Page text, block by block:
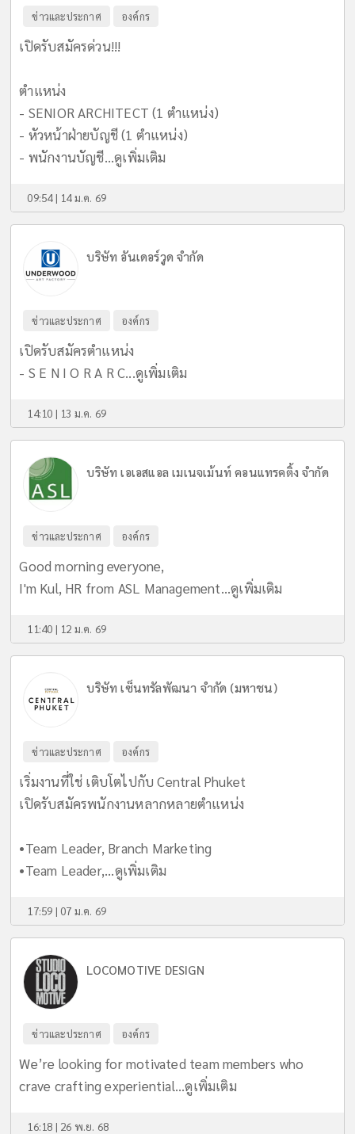
ข่าวและประกาศ องค์กร
เปิดรับสมัครด่วน!!!
ตำแหน่ง
- SENIOR ARCHITECT (1 ตำแหน่ง)
- หัวหน้าฝ่ายบัญชี (1 ตำแหน่ง)
- พนักงานบัญชี...ดูเพิ่มเติม
09:54 | 14 ม.ค. 69
บริษัท อันเดอร์วูด จำกัด
ข่าวและประกาศ องค์กร
เปิดรับสมัครตำแหน่ง
- S E N I O R A R C...ดูเพิ่มเติม
14:10 | 13 ม.ค. 69
บริษัท เอเอสแอล เมเนจเม้นท์ คอนแทรคติ้ง จำกัด
ข่าวและประกาศ องค์กร
Good morning everyone,
I'm Kul, HR from ASL Management...ดูเพิ่มเติม
11:40 | 12 ม.ค. 69
บริษัท เซ็นทรัลพัฒนา จำกัด (มหาชน)
ข่าวและประกาศ องค์กร
เริ่มงานที่ใช่ เติบโตไปกับ Central Phuket
เปิดรับสมัครพนักงานหลากหลายตำแหน่ง
•Team Leader, Branch Marketing
•Team Leader,...ดูเพิ่มเติม
17:59 | 07 ม.ค. 69
LOCOMOTIVE DESIGN
ข่าวและประกาศ องค์กร
We’re looking for motivated team members who
crave crafting experiential...ดูเพิ่มเติม
16:18 | 26 พ.ย. 68